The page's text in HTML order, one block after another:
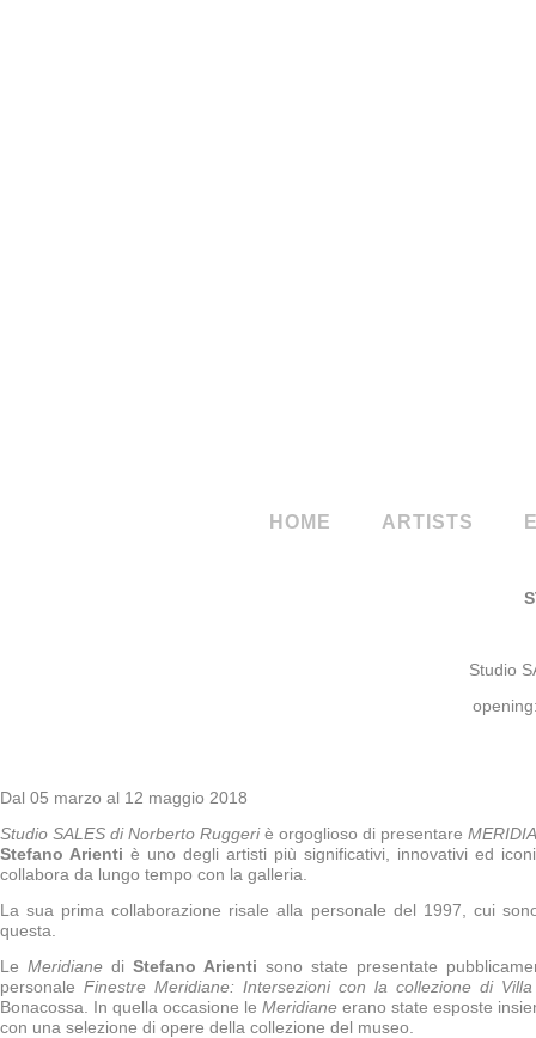
HOME ARTISTS
Studio
Dal 05 marzo al 12 maggio 2018
Studio SALES di Norberto Ruggeriè orgoglioso di presentare
Stefano Arienti è uno degli artisti più significativi, innovativi ed
collabora da lungo tempo con la galleria.
La sua prima collaborazione risale alla personale del 1997, cui
questa.
Le Meridianedi Stefano Arienti sono state presentate
personale Finestre Meridiane: Intersezioni con la collezione di
Bonacossa. In quella occasione le Meridiane erano state esposte
con una selezione di opere della collezione del museo.